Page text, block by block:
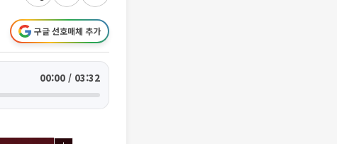
구글 선호매체 추가
00:00 / 03:32